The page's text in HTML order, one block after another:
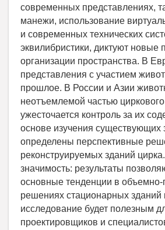
современных представлениях,
манежи, использование
и современных технических
эквилибристики, диктуют новые
организации пространства. В
представления с участием
прошлое. В России и Азии
неотъемлемой частью
ужесточается контроль за их
основе изучения существующих
определены перспективные
реконструируемых зданий
значимость: результаты
основные тенденции в
решениях стационарных зданий
исследование будет полезным
проектировщиков и